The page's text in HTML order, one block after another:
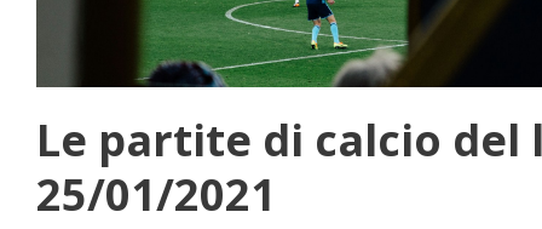
Le partite di calcio del
25/01/2021